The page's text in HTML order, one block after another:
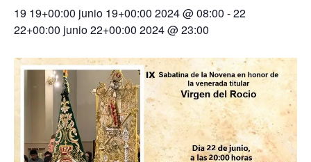
19 19+00:00 junio 19+00:00 2024 @ 08:00 -22
22+00:00 junio 22+00:00 2024 @ 23:00